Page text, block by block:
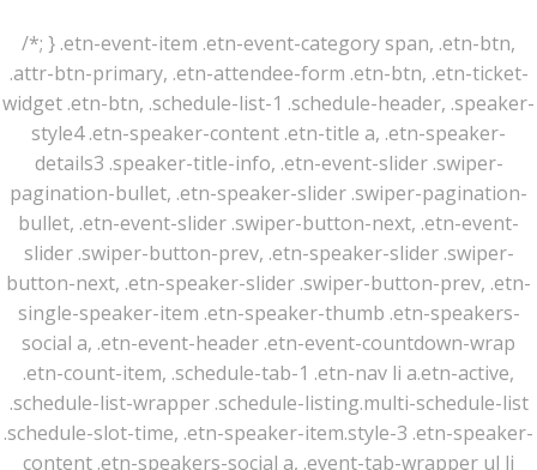
/*; } .etn-event-item .etn-event-category span, .etn-btn,
.attr-btn-primary, .etn-attendee-form .etn-btn, .etn-ticket-
widget .etn-btn, .schedule-list-1 .schedule-header, .speaker-
style4 .etn-speaker-content .etn-title a, .etn-speaker-
details3 .speaker-title-info, .etn-event-slider .swiper-
pagination-bullet, .etn-speaker-slider .swiper-pagination-
bullet, .etn-event-slider .swiper-button-next, .etn-event-
slider .swiper-button-prev, .etn-speaker-slider .swiper-
button-next, .etn-speaker-slider .swiper-button-prev, .etn-
single-speaker-item .etn-speaker-thumb .etn-speakers-
social a, .etn-event-header .etn-event-countdown-wrap
.etn-count-item, .schedule-tab-1 .etn-nav li a.etn-active,
.schedule-list-wrapper .schedule-listing.multi-schedule-list
.schedule-slot-time, .etn-speaker-item.style-3 .etn-speaker-
content .etn-speakers-social a, .event-tab-wrapper ul li